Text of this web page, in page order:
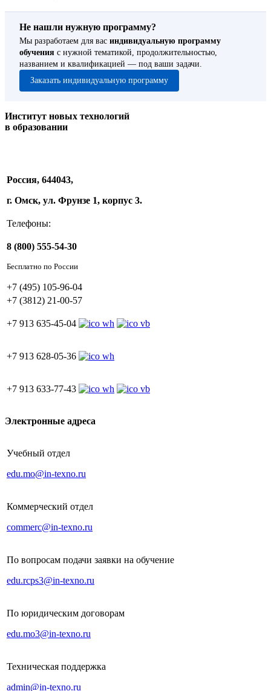
Не нашли нужную программу?
Мы разработаем для вас индивидуальную программу
обучения с нужной тематикой, продолжительностью,
названием и квалификацией — под ваши задачи.
Заказать индивидуальную программу
Институт новых технологий
в образовании
Россия, 644043,
г. Омск, ул. Фрунзе 1, корпус 3.
Телефоны:
8 (800) 555-54-30
Бесплатно по России
+7 (495) 105-96-04
+7 (3812) 21-00-57
+7 913 635-45-04
+7 913 628-05-36
+7 913 633-77-43
Электронные адреса
Учебный отдел
edu.mo@in-texno.ru
Коммерческий отдел
commerc@in-texno.ru
По вопросам подачи заявки на обучение
edu.rcps3@in-texno.ru
По юридическим договорам
edu.mo3@in-texno.ru
Техническая поддержка
admin@in-texno.ru